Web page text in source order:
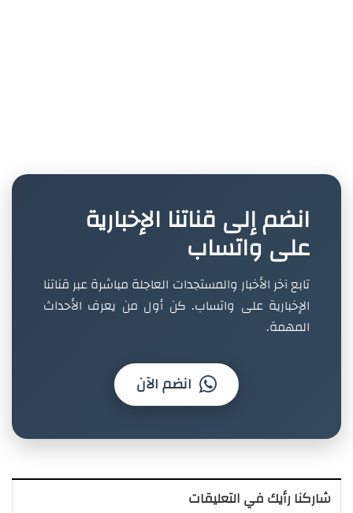
انضم إلى قناتنا الإخبارية
على واتساب
تابع آخر الأخبار والمستجدات العاجلة مباشرة عبر قناتنا
الإخبارية على واتساب. كن أول من يعرف الأحداث
المهمة.
انضم الآن
شاركنا رأيك في التعليقات